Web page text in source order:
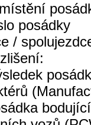
posádky
/